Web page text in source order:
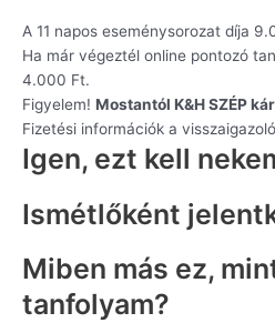
A 11 napos eseménysorozat díja
Ha már végeztél online pontozó
4.000 Ft.
Figyelem! Mostantól K&H SZÉP
Fizetési információk a
Igen, ezt kell
Ismétlőként
Miben más ez,
tanfolyam?